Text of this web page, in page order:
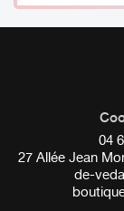
Réglage de
True
Ce Kit
Toasted
pour les
04
27 Allée Jean
de-